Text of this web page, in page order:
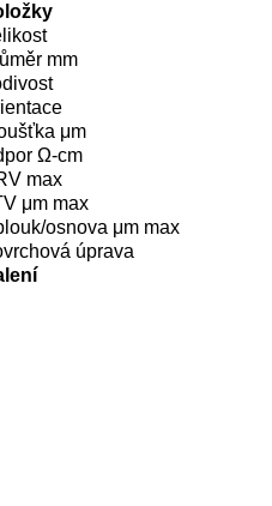
mm
μm
Ω-cm
max
μm max
osnova μm max
úprava